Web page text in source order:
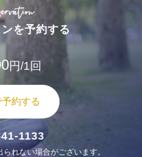
を予約する
円/1回
約する
1133
れない場合がございます。